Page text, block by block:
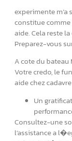
experimente
constitue comme
aide. Cela reste
Preparez-vous
A cote du bateau
Votre credo, le
aide chez
Un
Consultez-une
l’assistance a